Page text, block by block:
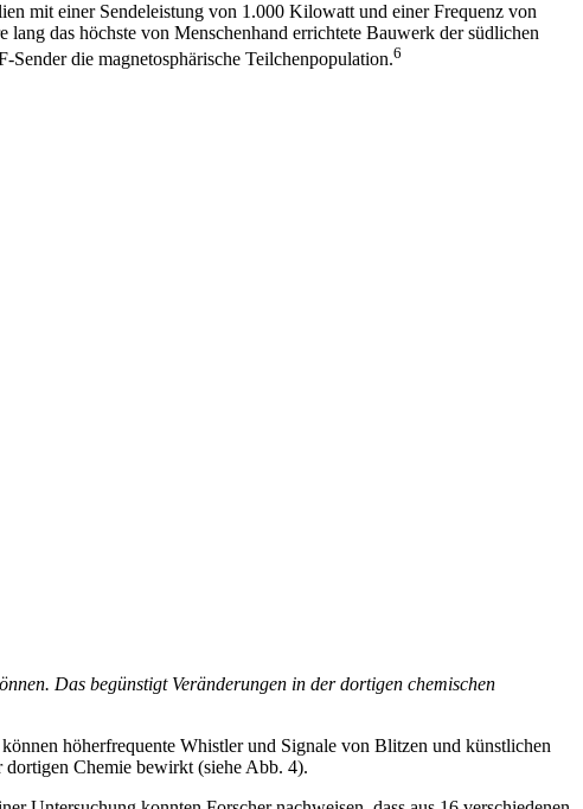
mit einer Sendeleistung von 1.000 Kilowatt und einer Frequenz von
das höchste von Menschenhand errichtete Bauwerk der südlichen
die magnetosphärische Teilchenpopulation.6
Das begünstigt Veränderungen in der dortigen chemischen
höherfrequente Whistler und Signale von Blitzen und künstlichen
dortigen Chemie bewirkt (siehe Abb. 4).